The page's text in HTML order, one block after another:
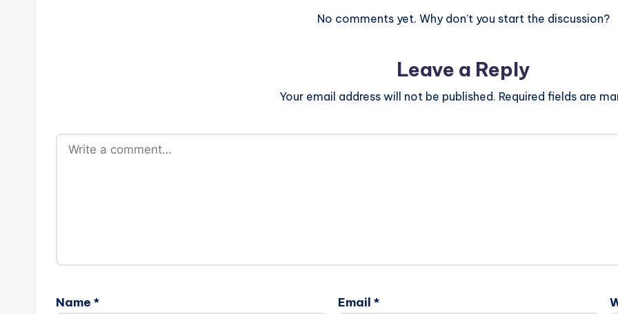
No comments yet. Why don’t you start the discussion?
Leave a Reply
Your email address will not be published. Required fields are
Name * Email *